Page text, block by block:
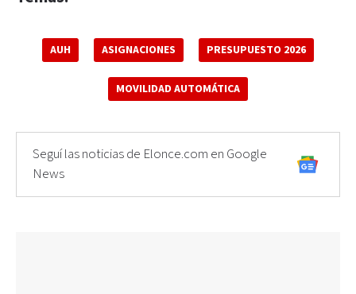
AUH ASIGNACIONES PRESUPUESTO 2026
MOVILIDAD AUTOMÁTICA
Seguí las noticias de Elonce.com en Google
News